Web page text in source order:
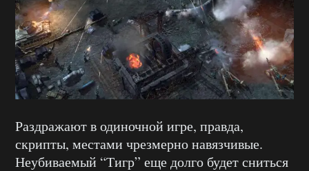
Раздражают в одиночной игре, правда,
скрипты, местами чрезмерно навязчивые.
Неубиваемый “Тигр” еще долго будет сниться